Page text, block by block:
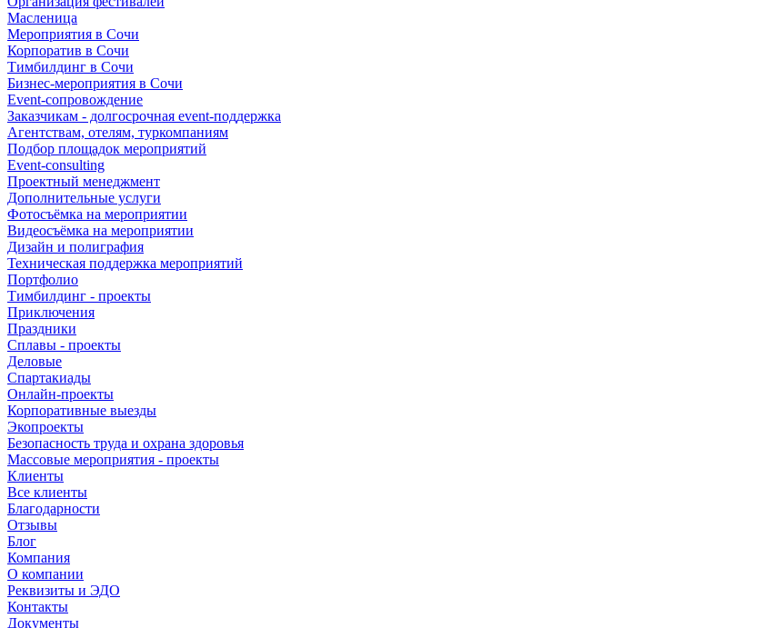
Масленица
Мероприятия в Сочи
Корпоратив в Сочи
Тимбилдинг в Сочи
Бизнес-мероприятия в Сочи
Event-сопровождение
Заказчикам - долгосрочная event-поддержка
Агентствам, отелям, туркомпаниям
Подбор площадок мероприятий
Event-consulting
Проектный менеджмент
Дополнительные услуги
Фотосъёмка на мероприятии
Видеосъёмка на мероприятии
Дизайн и полиграфия
Техническая поддержка мероприятий
Портфолио
Тимбилдинг - проекты
Приключения
Праздники
Сплавы - проекты
Деловые
Спартакиады
Онлайн-проекты
Корпоративные выезды
Экопроекты
Безопасность труда и охрана здоровья
Массовые мероприятия - проекты
Клиенты
Все клиенты
Благодарности
Отзывы
Блог
Компания
О компании
Реквизиты и ЭДО
Контакты
Документы